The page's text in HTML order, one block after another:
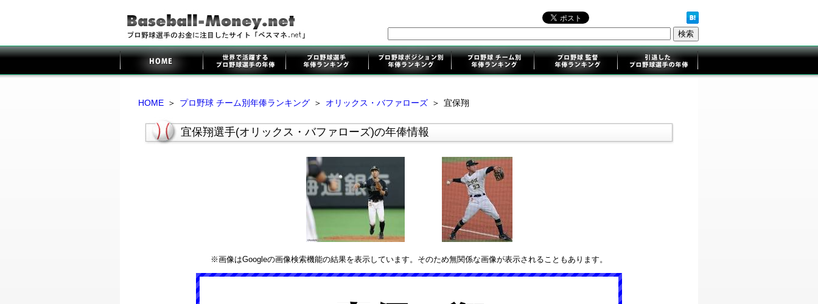
HOME ＞ プロ野球 チーム別年俸ランキング ＞ オリックス・バファローズ ＞ 宜保翔
宜保翔選手(オリックス・バファローズ)の年俸情報
※画像はGoogleの画像検索機能の結果を表示しています。そのため無関係な画像が表示されることもあります。